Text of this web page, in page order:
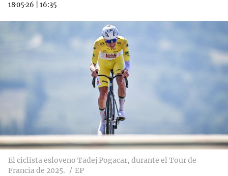
18·05·26 16:35
El ciclista esloveno Tadej Pogacar, durante el Tour de
Francia de 2025.
EP